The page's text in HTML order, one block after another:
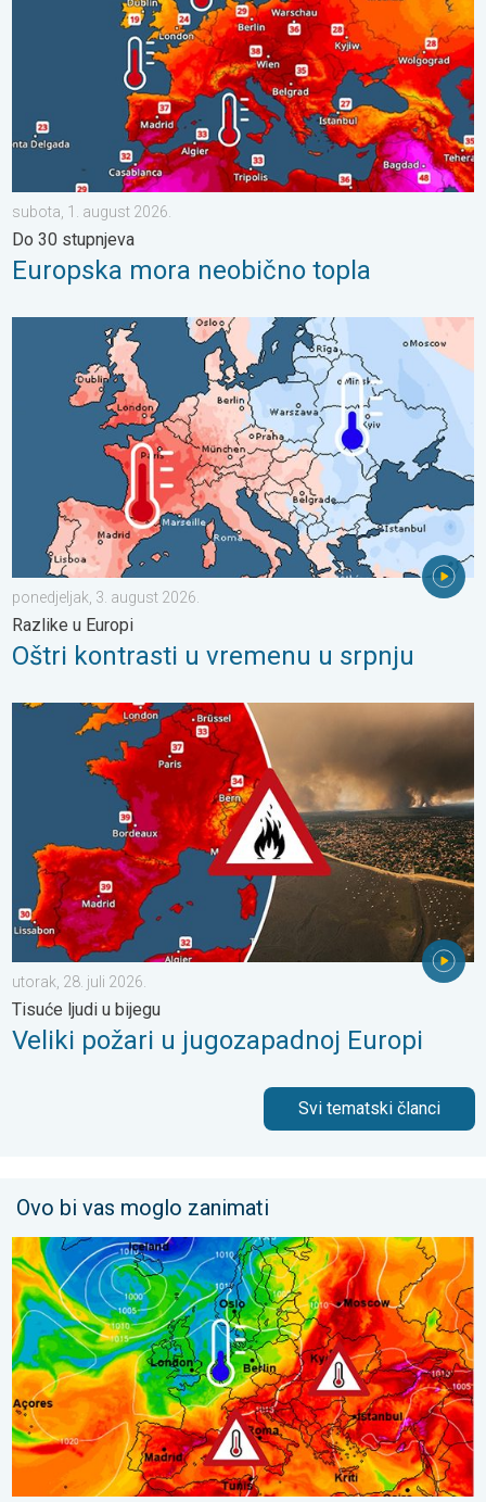
subota, 1. august 2026.
Do 30 stupnjeva
Europska mora neobično topla
Oštri kontrasti u vremenu u srpnju. Razlike u Europi. . .
ponedjeljak, 3. august 2026.
Razlike u Europi
Oštri kontrasti u vremenu u srpnju
Veliki požari u jugozapadnoj Europi. Tisuće ljudi u bijegu. . .
utorak, 28. juli 2026.
Tisuće ljudi u bijegu
Veliki požari u jugozapadnoj Europi
Svi tematski članci
Ovo bi vas moglo zanimati
Još toplije do petka, 40-ice se šire. Ljetne vrućine. . . utorak,